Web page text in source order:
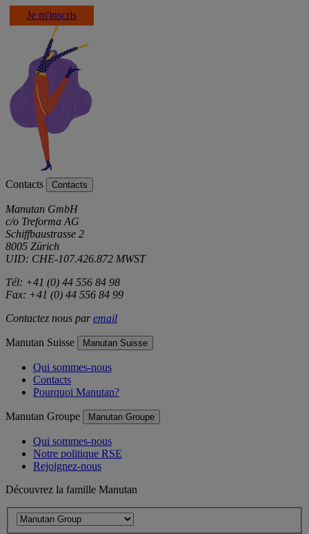
Je m'inscris
Contacts Contacts
Manutan GmbH
c/o Treforma AG
Schiffbaustrasse 2
8005 Zürich
UID: CHE-107.426.872 MWST
Tél: +41 (0) 44 556 84 98
Fax: +41 (0) 44 556 84 99
Contactez nous paremail
Manutan Suisse Manutan Suisse
Qui sommes-nous
Contacts
Pourquoi Manutan?
Manutan Groupe Manutan Groupe
Qui sommes-nous
Notre politique RSE
Rejoignez-nous
Découvrez la famille Manutan